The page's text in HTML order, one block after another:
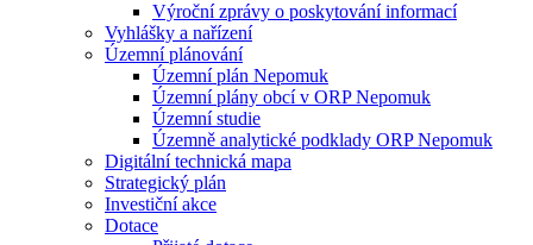
Výroční zprávy o poskytování informací
Vyhlášky a nařízení
Územní plánování
Územní plán Nepomuk
Územní plány obcí v ORP Nepomuk
Územní studie
Územně analytické podklady ORP Nepomuk
Digitální technická mapa
Strategický plán
Investiční akce
Dotace